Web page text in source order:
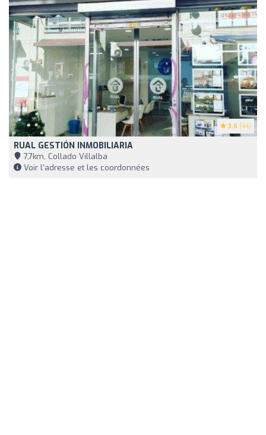
3.6 (44)
RUAL GESTIÓN INMOBILIARIA
7,7km, Collado Villalba
Voir l'adresse et les coordonnées